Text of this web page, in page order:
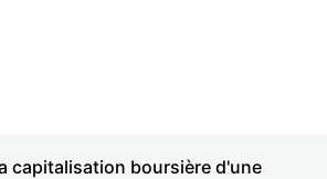
capitalisation boursière d'une